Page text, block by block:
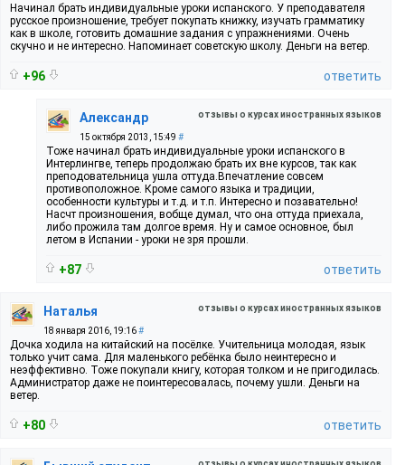
Начинал брать индивидуальные уроки испанского. У преподавателя
русское произношение, требует покупать книжку, изучать грамматику
как в школе, готовить домашние задания с упражнениями. Очень
скучно и не интересно. Напоминает советскую школу. Деньги на ветер.
+96 ответить
отзывы о курсах иностранных языков
Александр
15 октября 2013, 15:49 #
Тоже начинал брать индивидуальные уроки испанского в
Интерлингве, теперь продолжаю брать их вне курсов, так как
преподовательница ушла оттуда.Впечатление совсем
противоположное. Кроме самого языка и традиции,
особенности культуры и т.д. и т.п. Интересно и позавательно!
Насчт произношения, вобще думал, что она оттуда приехала,
либо прожила там долгое время. Ну и самое основное, был
летом в Испании - уроки не зря прошли.
+87 ответить
отзывы о курсах иностранных языков
Наталья
18 января 2016, 19:16#
Дочка ходила на китайский на посёлке. Учительница молодая, язык
только учит сама. Для маленького ребёнка было неинтересно и
неэффективно. Тоже покупали книгу, которая толком и не пригодилась.
Администратор даже не поинтересовалась, почему ушли. Деньги на
ветер.
+80 ответить